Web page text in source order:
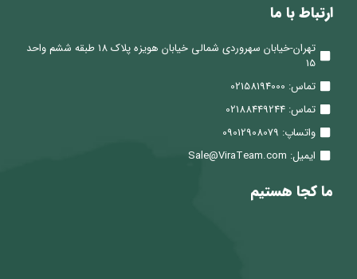
ارتباط با ما
تهران-خیابان سهروردی شمالی خیابان هویزه پلاک 18 طبقه ششم واحد
15
تماس: 02158194000
تماس: 02188449244
واتساپ: 09012908079
ایمیل: Sale@ViraTeam.com
ما کجا هستیم